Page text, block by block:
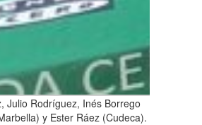
Julio Rodríguez, Inés Borrego
y Ester Ráez (Cudeca).